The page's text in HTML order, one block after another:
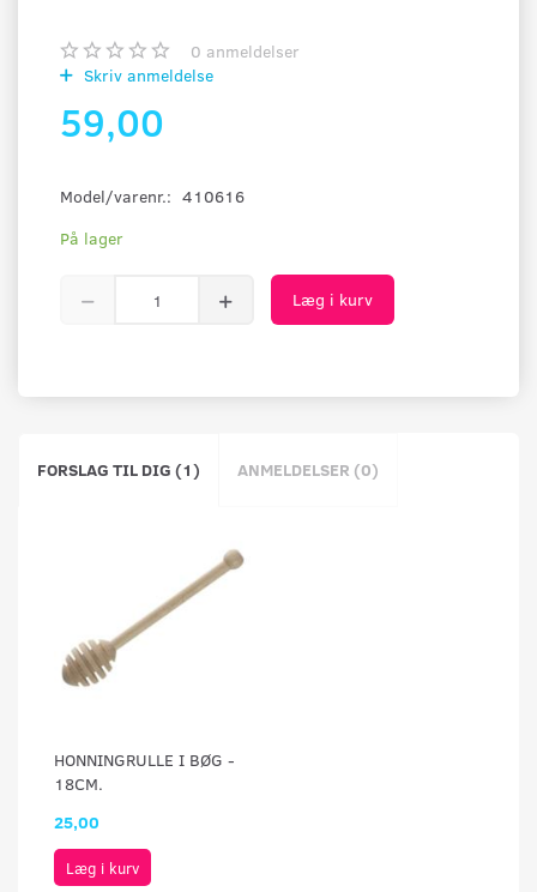
0 anmeldelser
Skriv anmeldelse
59,00
Model/varenr.: 410616
På lager
Læg i kurv
FORSLAG TIL DIG (1) ANMELDELSER (0)
HONNINGRULLE I BØG -
18CM.
25,00
Læg i kurv